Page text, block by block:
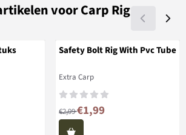
voorCarp Rig
Safety Bolt Rig With Pvc Tube
Merk:
Extra Carp
Van 2,99 voor 1,99
€2,99€1,99